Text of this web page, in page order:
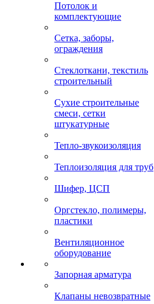
Потолок и
комплектующие
Сетка, заборы,
ограждения
Стеклоткани, текстиль
строительный
Сухие строительные
смеси, сетки
штукатурные
Тепло-звукоизоляция
Теплоизоляция для труб
Шифер, ЦСП
Оргстекло, полимеры,
пластики
Вентиляционное
оборудование
Запорная арматура
Клапаны невозвратные